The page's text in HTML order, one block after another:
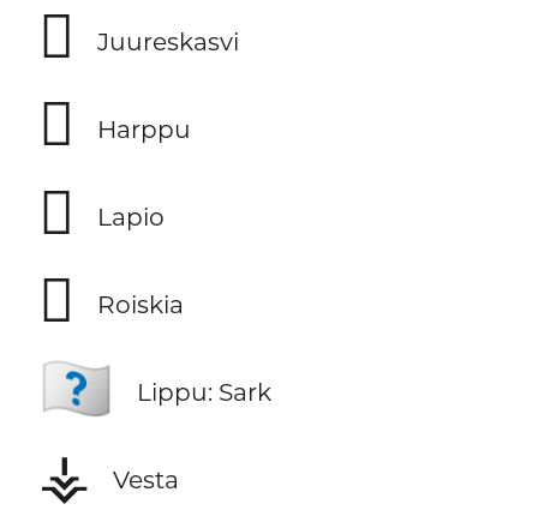
🫜 Juureskasvi
🪉 Harppu
🪏 Lapio
🫟 Roiskia
🇨🇶 Lippu: Sark
⚶ Vesta